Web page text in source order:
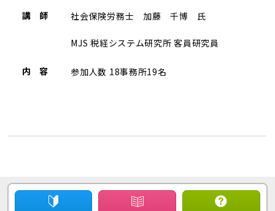
講 師 社会保険労務士 加藤 千博 氏
MJS 税経システム研究所 客員研究員
内 容 参加人数 18事務所19名